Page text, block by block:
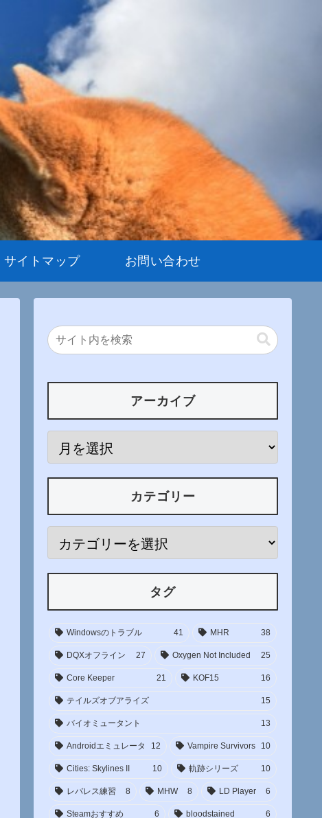
サイトマップ お問い合わせ
アーカイブ
カテゴリー
タグ
Windowsのトラブル 41 MHR 38
DQXオフライン 27 Oxygen Not Included 25
Core Keeper 21 KOF15 16
テイルズオブアライズ 15
バイオミュータント 13
Androidエミュレータ 12 Vampire Survivors 10
Cities: Skylines II 10 軌跡シリーズ 10
レバレス練習 8 MHW 8 LD Player 6
Steamおすすめ 6 bloodstained 6